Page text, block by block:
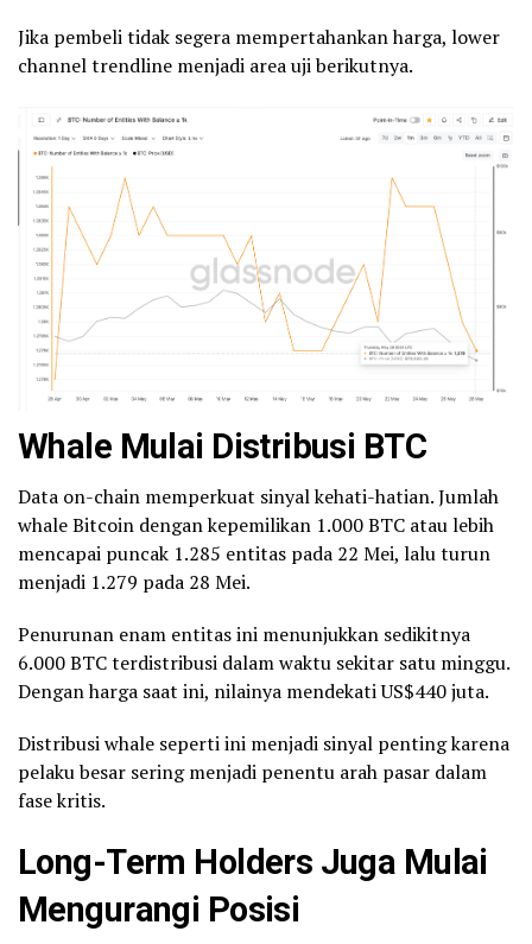
Jika pembeli tidak segera mempertahankan harga, lower
channel trendline menjadi area uji berikutnya.
Whale Mulai Distribusi BTC
Data on-chain memperkuat sinyal kehati-hatian. Jumlah
whale Bitcoin dengan kepemilikan 1.000 BTC atau lebih
mencapai puncak 1.285 entitas pada 22 Mei, lalu turun
menjadi 1.279 pada 28 Mei.
Penurunan enam entitas ini menunjukkan sedikitnya
6.000 BTC terdistribusi dalam waktu sekitar satu minggu.
Dengan harga saat ini, nilainya mendekati US$440 juta.
Distribusi whale seperti ini menjadi sinyal penting karena
pelaku besar sering menjadi penentu arah pasar dalam
fase kritis.
Long-Term Holders Juga Mulai
Mengurangi Posisi